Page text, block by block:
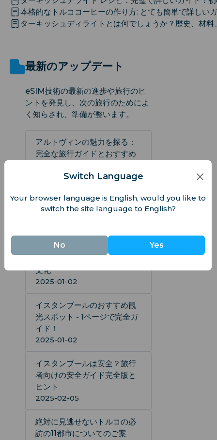
本格的なトルココーヒーの作り方: とても簡単で詳しい
ターキッシュディライトとは何でしょうか？歴史、材料
最新のアップデート
eSIM技術の最新の進歩や旅行のヒ
ントを発見し、次の旅行のためによ
く知らされ、準備が整います。
アルトヴィンの魅力を探る：
完全な旅行ガイドとおすすめ
2025-02-05
ターキッシュアンゴラ: 特徴・
飼育法の決定版・究極ガイド
トルコで絶対に訪れるべき観
文化
2025-01-02
イスタンブールのおすすめ観
光スポット - 1ページで完全ガ
イド！
2025-01-02
イスタンブールは安全？旅行
者向けの安全ガイド完全版と
ヒント
2025-02-05
絶対に見逃せないトルコの必
訪の11都市についてのご案
Switch Language
Your browser language is English, would you like to
switch the site language to English?
No Yes